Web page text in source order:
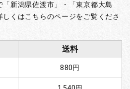
新潟県佐渡市」・「東京都大島
くはこちらのページをご覧くださ
送料
880円